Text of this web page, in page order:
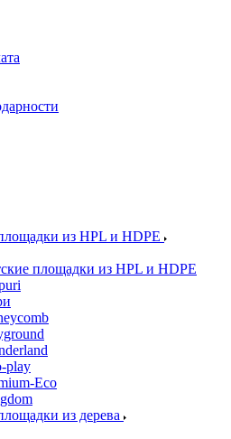
из HPL и HDPE
площадки из HPL и HDPE
play
Eco
из дерева